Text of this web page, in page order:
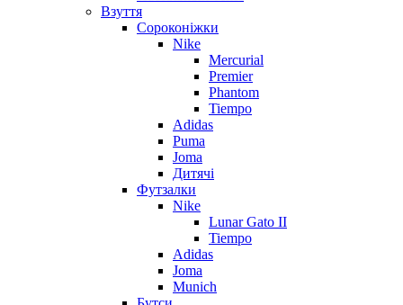
Взуття
Сороконіжки
Nike
Mercurial
Premier
Phantom
Tiempo
Adidas
Puma
Joma
Дитячі
Футзалки
Nike
Lunar Gato II
Tiempo
Adidas
Joma
Munich